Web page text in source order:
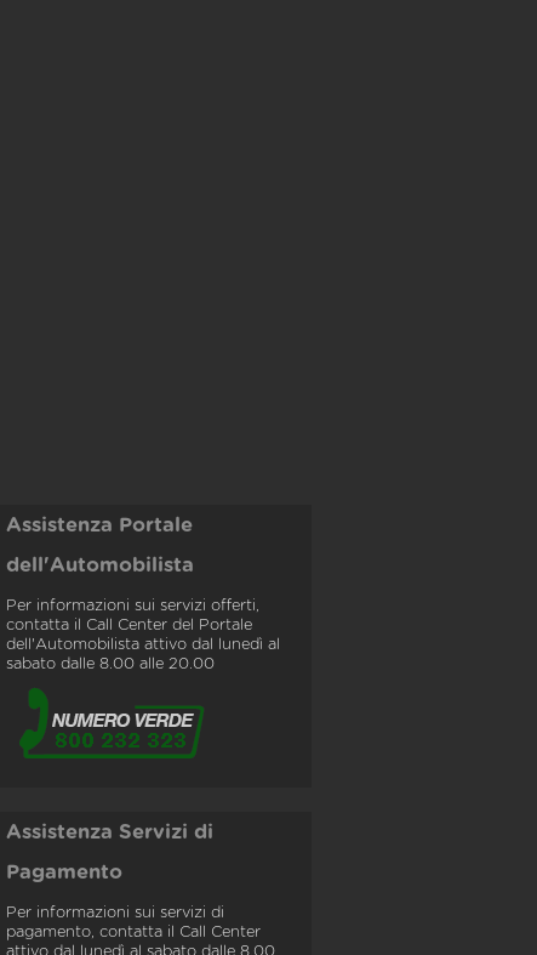
Assistenza Portale
dell'Automobilista
Per informazioni sui servizi offerti,
contatta il Call Center del Portale
dell'Automobilista attivo dal lunedì al
sabato dalle 8.00 alle 20.00
Assistenza Servizi di
Pagamento
Per informazioni sui servizi di
pagamento, contatta il Call Center